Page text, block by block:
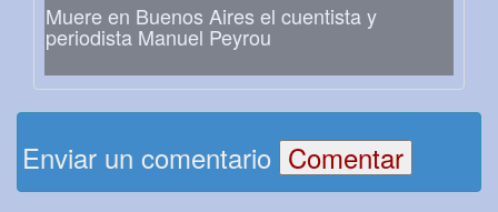
Muere en Buenos Aires el cuentista y
periodista Manuel Peyrou
Enviar un comentario